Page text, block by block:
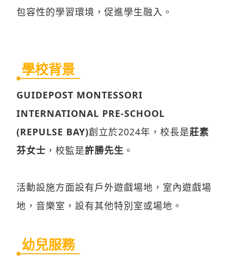
包容性的學習環境，促進學生融入。
學校背景
GUIDEPOST MONTESSORI
INTERNATIONAL PRE-SCHOOL
(REPULSE BAY)創立於2024年，校長是莊素
芬女士 ，校監是許勝先生 。
活動設施方面設有戶外遊戲場地，室內遊戲場
地，音樂室，設有其他特別室或場地。
幼兒服務